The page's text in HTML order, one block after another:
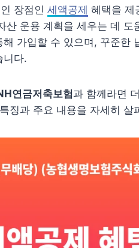
장점인 세액공제 혜택을 제
산 운용 계획을 세우는 데 도
가입할 수 있으며, 꾸준한
니다.
연금저축보험과 함께라면
징과 주요 내용을 자세히 살